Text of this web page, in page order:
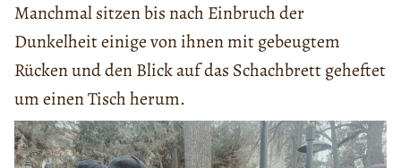
Manchmal sitzen bis nach Einbruch der
Dunkelheit einige von ihnen mit gebeugtem
Rücken und den Blick auf das Schachbrett geheftet
um einen Tisch herum.